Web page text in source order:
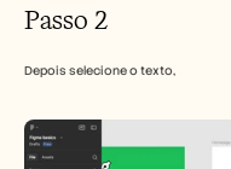
Passo 2
Depois selecione o texto,